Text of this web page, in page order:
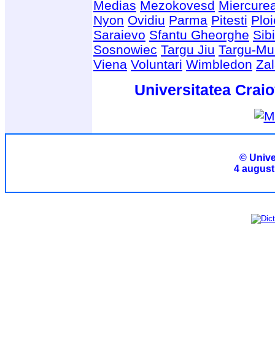
Medias Mezokovesd
Nyon Ovidiu Parma Pitesti
Saraievo Sfantu Gheorghe
Sosnowiec Targu Jiu Targu-
Viena Voluntari Wimbledon
Universitatea
©
4